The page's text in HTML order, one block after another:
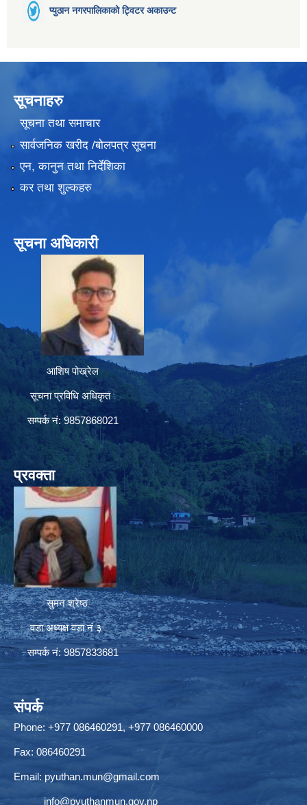
प्युठान नगरपालिकाको ट्विटर अकाउन्ट
सूचनाहरु
सूचना तथा समाचार
सार्वजनिक खरीद /बोलपत्र सूचना
एन, कानुन तथा निर्देशिका
कर तथा शुल्कहरु
सूचना अधिकारी
आशिष पोख्रेल
सूचना प्रविधि अधिकृत
सम्पर्क नं: 9857868021
प्रवक्ता
सुमन श्रेष्ठ
वडा अध्यक्ष वडा नं ३
सम्पर्क नं: 9857833681
संपर्क
Phone: +977 086460291, +977 086460000
Fax: 086460291
Email: pyuthan.mun@gmail.com
info@pyuthanmun.gov.np